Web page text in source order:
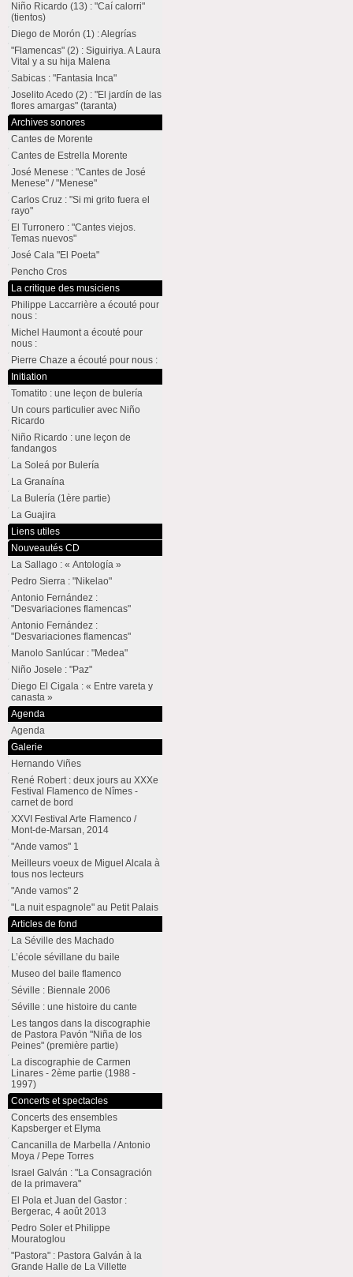
Niño Ricardo (13) : "Caí calorri"
(tientos)
Diego de Morón (1) : Alegrías
"Flamencas" (2) : Siguiriya. A Laura
Vital y a su hija Malena
Sabicas : "Fantasia Inca"
Joselito Acedo (2) : "El jardín de las
flores amargas" (taranta)
Archives sonores
Cantes de Morente
Cantes de Estrella Morente
José Menese : "Cantes de José
Menese" / "Menese"
Carlos Cruz : "Si mi grito fuera el
rayo"
El Turronero : "Cantes viejos.
Temas nuevos"
José Cala "El Poeta"
Pencho Cros
La critique des musiciens
Philippe Laccarrière a écouté pour
nous :
Michel Haumont a écouté pour
nous :
Pierre Chaze a écouté pour nous :
Initiation
Tomatito : une leçon de bulería
Un cours particulier avec Niño
Ricardo
Niño Ricardo : une leçon de
fandangos
La Soleá por Bulería
La Granaína
La Bulería (1ère partie)
La Guajira
Liens utiles
Nouveautés CD
La Sallago : « Antología »
Pedro Sierra : "Nikelao"
Antonio Fernández :
"Desvariaciones flamencas"
Antonio Fernández :
"Desvariaciones flamencas"
Manolo Sanlúcar : "Medea"
Niño Josele : "Paz"
Diego El Cigala : « Entre vareta y
canasta »
Agenda
Agenda
Galerie
Hernando Viñes
René Robert : deux jours au XXXe
Festival Flamenco de Nîmes -
carnet de bord
XXVI Festival Arte Flamenco /
Mont-de-Marsan, 2014
"Ande vamos" 1
Meilleurs voeux de Miguel Alcala à
tous nos lecteurs
"Ande vamos" 2
"La nuit espagnole" au Petit Palais
Articles de fond
La Séville des Machado
L’école sévillane du baile
Museo del baile flamenco
Séville : Biennale 2006
Séville : une histoire du cante
Les tangos dans la discographie
de Pastora Pavón "Niña de los
Peines" (première partie)
La discographie de Carmen
Linares - 2ème partie (1988 -
1997)
Concerts et spectacles
Concerts des ensembles
Kapsberger et Elyma
Cancanilla de Marbella / Antonio
Moya / Pepe Torres
Israel Galván : "La Consagración
de la primavera"
El Pola et Juan del Gastor :
Bergerac, 4 août 2013
Pedro Soler et Philippe
Mouratoglou
"Pastora" : Pastora Galván à la
Grande Halle de La Villette